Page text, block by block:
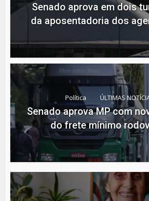
Senado aprova em dois
da aposentadoria dos
Política ÚLTIMAS
Senado aprova MP com
do frete mínimo